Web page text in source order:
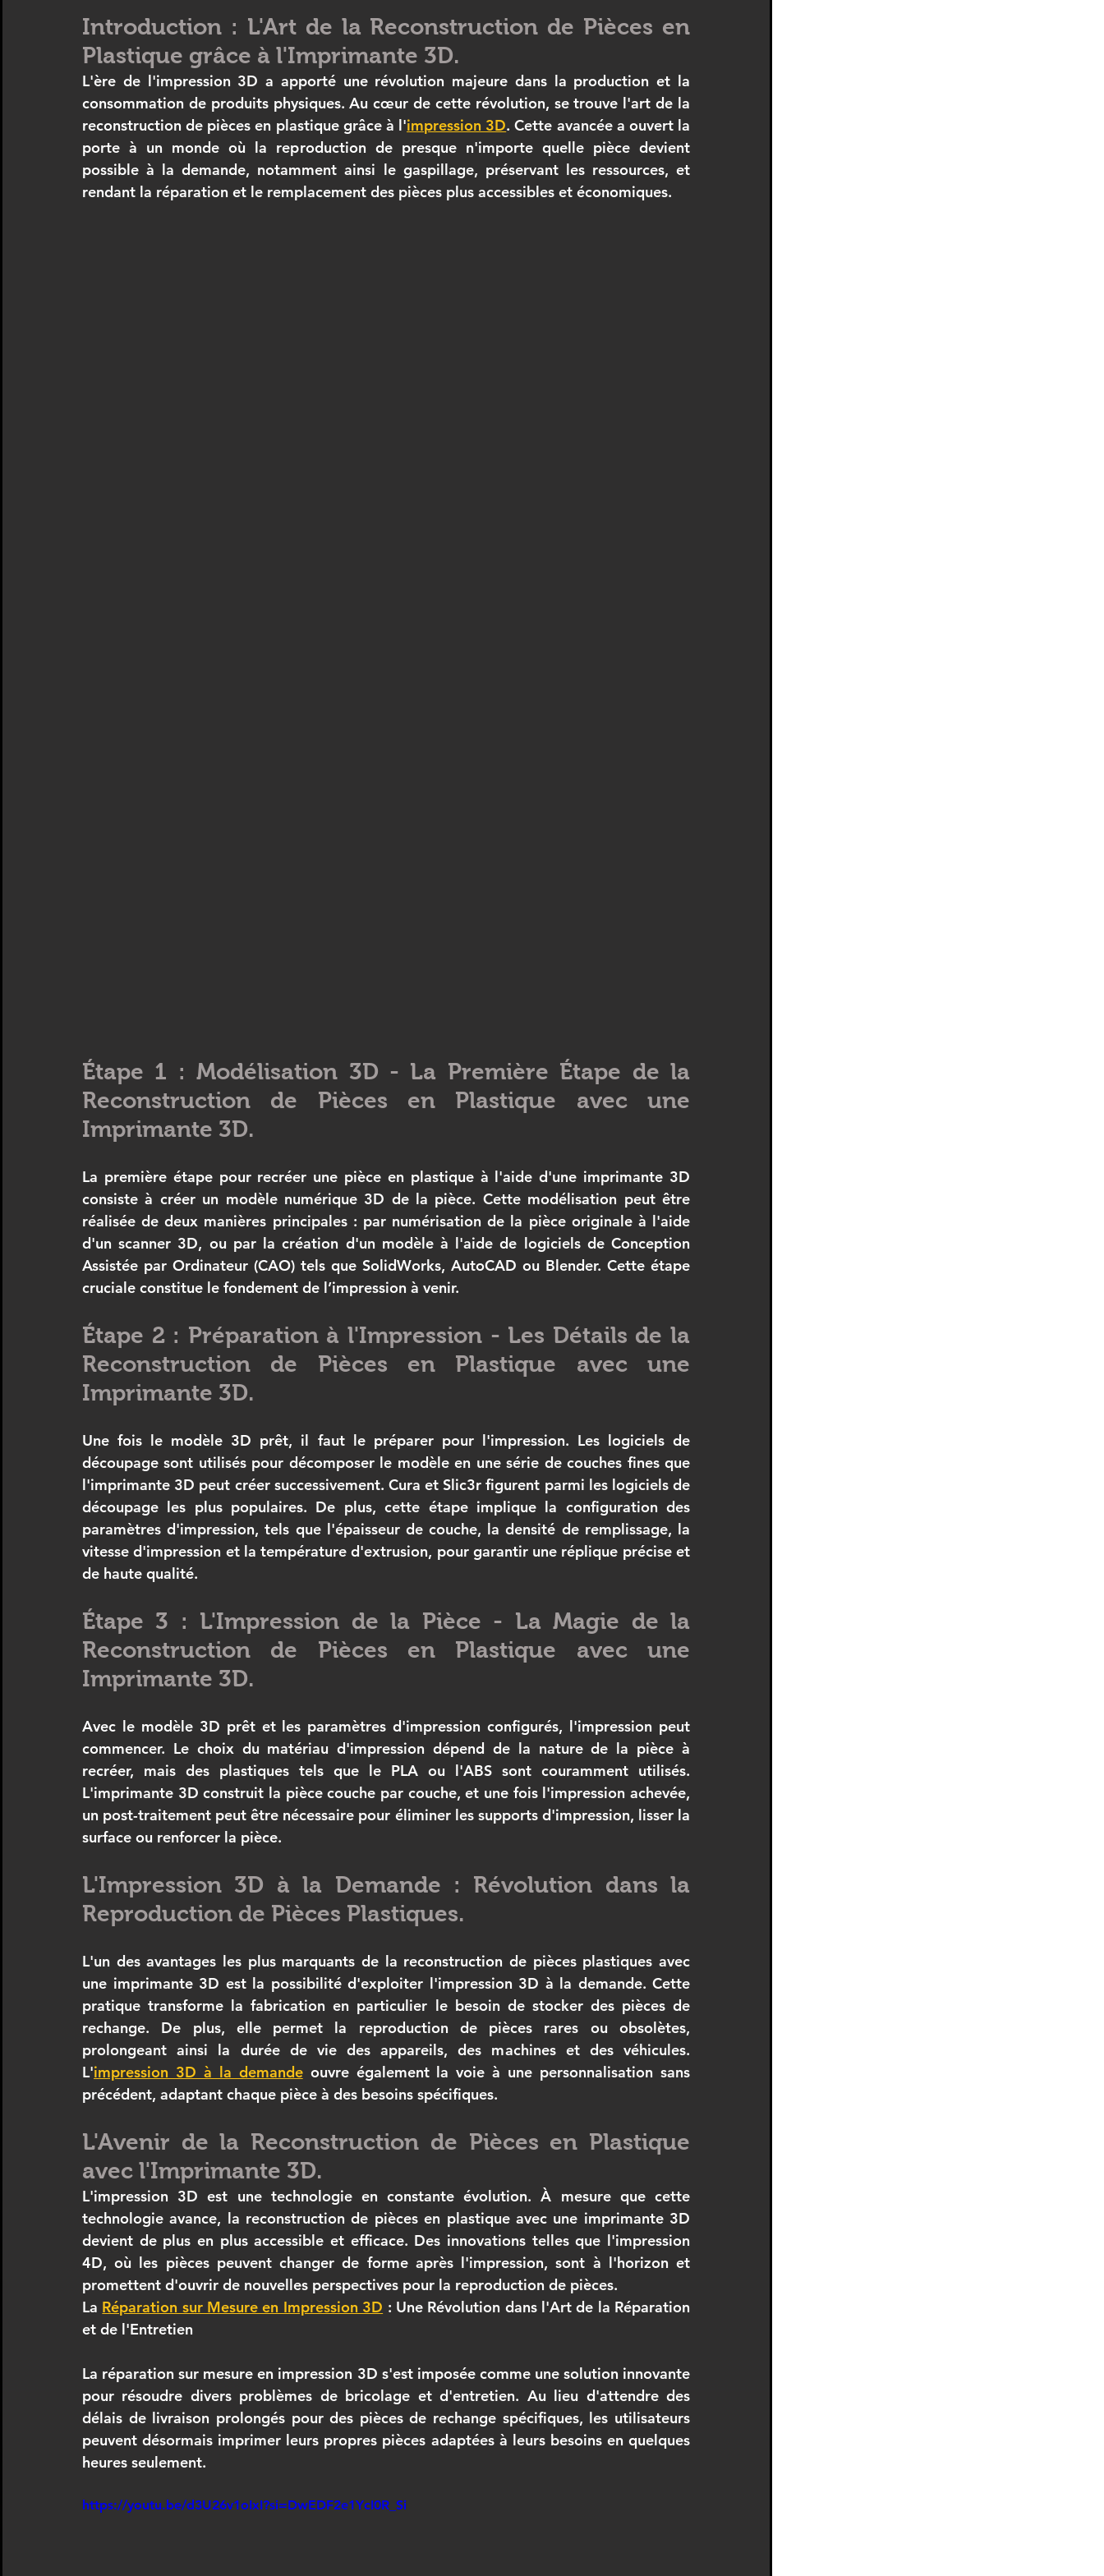
CREALITY IMPRIMANTE 3D ANYCUBIC Artiste 3D filament 3D ASA Elegoo bambulab Comparatif
scanner 3D Formation SCANNER 3D ANYCUBIC Formation CPF FUSION 360
Introduction : L'Art de la Reconstruction de Pièces en
Plastique grâce à l'Imprimante 3D.
L'ère de l'impression 3D a apporté une révolution majeure dans la production et la
consommation de produits physiques. Au cœur de cette révolution, se trouve l'art de la
reconstruction de pièces en plastique grâce à l'impression 3D. Cette avancée a ouvert la
porte à un monde où la reproduction de presque n'importe quelle pièce devient
possible à la demande, notamment ainsi le gaspillage, préservant les ressources, et
rendant la réparation et le remplacement des pièces plus accessibles et économiques.
Étape 1 : Modélisation 3D - La Première Étape de la
Reconstruction de Pièces en Plastique avec une
Imprimante 3D.
La première étape pour recréer une pièce en plastique à l'aide d'une imprimante 3D
consiste à créer un modèle numérique 3D de la pièce. Cette modélisation peut être
réalisée de deux manières principales : par numérisation de la pièce originale à l'aide
d'un scanner 3D, ou par la création d'un modèle à l'aide de logiciels de Conception
Assistée par Ordinateur (CAO) tels que SolidWorks, AutoCAD ou Blender. Cette étape
cruciale constitue le fondement de l’impression à venir.
Étape 2 : Préparation à l'Impression - Les Détails de la
Reconstruction de Pièces en Plastique avec une
Imprimante 3D.
Une fois le modèle 3D prêt, il faut le préparer pour l'impression. Les logiciels de
découpage sont utilisés pour décomposer le modèle en une série de couches fines que
l'imprimante 3D peut créer successivement. Cura et Slic3r figurent parmi les logiciels de
découpage les plus populaires. De plus, cette étape implique la configuration des
paramètres d'impression, tels que l'épaisseur de couche, la densité de remplissage, la
vitesse d'impression et la température d'extrusion, pour garantir une réplique précise et
de haute qualité.
Étape 3 : L'Impression de la Pièce - La Magie de la
Reconstruction de Pièces en Plastique avec une
Imprimante 3D.
Avec le modèle 3D prêt et les paramètres d'impression configurés, l'impression peut
commencer. Le choix du matériau d'impression dépend de la nature de la pièce à
recréer, mais des plastiques tels que le PLA ou l'ABS sont couramment utilisés.
L'imprimante 3D construit la pièce couche par couche, et une fois l'impression achevée,
un post-traitement peut être nécessaire pour éliminer les supports d'impression, lisser la
surface ou renforcer la pièce.
L'Impression 3D à la Demande : Révolution dans la
Reproduction de Pièces Plastiques.
L'un des avantages les plus marquants de la reconstruction de pièces plastiques avec
une imprimante 3D est la possibilité d'exploiter l'impression 3D à la demande. Cette
pratique transforme la fabrication en particulier le besoin de stocker des pièces de
rechange. De plus, elle permet la reproduction de pièces rares ou obsolètes,
prolongeant ainsi la durée de vie des appareils, des machines et des véhicules.
L'impression 3D à la demande ouvre également la voie à une personnalisation sans
précédent, adaptant chaque pièce à des besoins spécifiques.
L'Avenir de la Reconstruction de Pièces en Plastique
avec l'Imprimante 3D.
L'impression 3D est une technologie en constante évolution. À mesure que cette
technologie avance, la reconstruction de pièces en plastique avec une imprimante 3D
devient de plus en plus accessible et efficace. Des innovations telles que l'impression
4D, où les pièces peuvent changer de forme après l'impression, sont à l'horizon et
promettent d'ouvrir de nouvelles perspectives pour la reproduction de pièces.
La Réparation sur Mesure en Impression 3D : Une Révolution dans l'Art de la Réparation
et de l'Entretien
La réparation sur mesure en impression 3D s'est imposée comme une solution innovante
pour résoudre divers problèmes de bricolage et d'entretien. Au lieu d'attendre des
délais de livraison prolongés pour des pièces de rechange spécifiques, les utilisateurs
peuvent désormais imprimer leurs propres pièces adaptées à leurs besoins en quelques
heures seulement.
https://youtu.be/d3U26v1oIxI?si=DwEDF2e1YcI0R_Si